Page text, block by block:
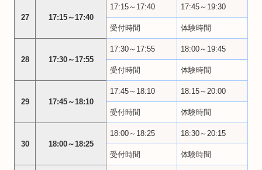
27 17:15～17:40
17:15～17:40 17:45～19:30
受付時間 体験時間
28 17:30～17:55
17:30～17:55 18:00～19:45
受付時間 体験時間
29 17:45～18:10
17:45～18:10 18:15～20:00
受付時間 体験時間
30 18:00～18:25
18:00～18:25 18:30～20:15
受付時間 体験時間